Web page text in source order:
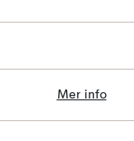
Mer info